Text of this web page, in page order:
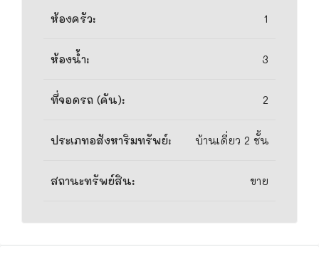
ห้องครัว: 1
ห้องน้ำ: 3
ที่จอดรถ (คัน): 2
ประเภทอสังหาริมทรัพย์: บ้านเดี่ยว 2 ชั้น
สถานะทรัพย์สิน: ขาย